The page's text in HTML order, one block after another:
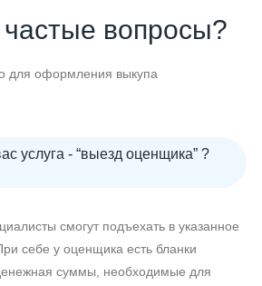
вопросы?
для оформления выкупа
услуга - “выезд оценщика” ?
смогут подъехать в указанное
себе у оценщика есть бланки
суммы, необходимые для